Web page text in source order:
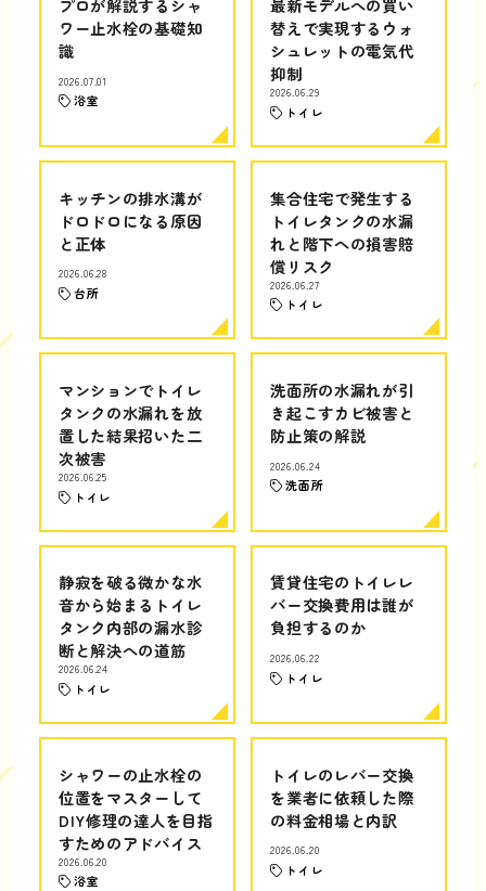
プロが解説するシャ
ワー止水栓の基礎知
識
2026.07.01
浴室
最新モデルへの買い
替えで実現するウォ
シュレットの電気代
抑制
2026.06.29
トイレ
キッチンの排水溝が
ドロドロになる原因
と正体
2026.06.28
台所
集合住宅で発生する
トイレタンクの水漏
れと階下への損害賠
償リスク
2026.06.27
トイレ
マンションでトイレ
タンクの水漏れを放
置した結果招いた二
次被害
2026.06.25
トイレ
洗面所の水漏れが引
き起こすカビ被害と
防止策の解説
2026.06.24
洗面所
静寂を破る微かな水
音から始まるトイレ
タンク内部の漏水診
断と解決への道筋
2026.06.24
トイレ
賃貸住宅のトイレレ
バー交換費用は誰が
負担するのか
2026.06.22
トイレ
シャワーの止水栓の
位置をマスターして
DIY修理の達人を目指
すためのアドバイス
2026.06.20
浴室
トイレのレバー交換
を業者に依頼した際
の料金相場と内訳
2026.06.20
トイレ